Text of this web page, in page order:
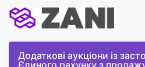
Додаткові аукціони із
Єдиного рахунку з